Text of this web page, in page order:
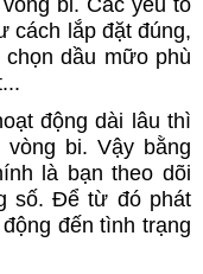
cách lắp đặt đúng,
dầu mữo phù
động dài lâu thì
bi. Vậy bằng
là bạn theo dõi
số. Để từ đó phát
đến tình trạng